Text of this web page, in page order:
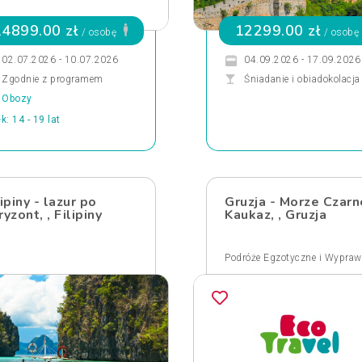
zł / osobę
02.07.2026 - 10.07.2026
Zgodnie z programem
Obozy
14 - 19 lat
12299.00 zł / osobę
04.09.2026 - 17.09.2026
Śniadanie i obiadokolacja
- lazur po
, Filipiny
Gruzja - Morze
Kaukaz, , Gruzja
Podróże Egzotyczne i